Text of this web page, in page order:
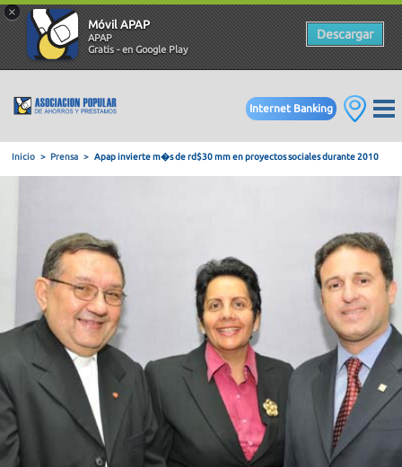
×
Móvil APAP
APAP
Gratis - en Google Play
Descargar
Internet Banking